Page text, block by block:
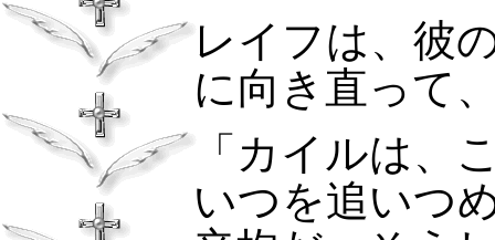
レイフは、彼
に向き直って
「カイルは、
いつを追いつ